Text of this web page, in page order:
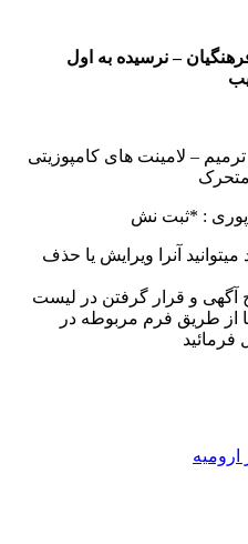
– نرسیده به اول
– لامینت های کامپوزیتی
: *ثبت نش
آنرا ویرایش یا حذف
و قرار گرفتن در لیست
تلفن 09190772260 و یا از طریق فرم مربوطه در